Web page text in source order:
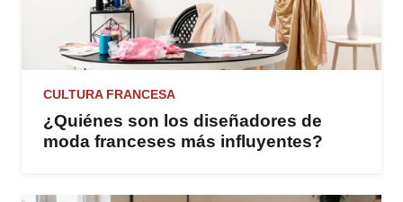
CULTURA FRANCESA
¿Quiénes son los diseñadores de
moda franceses más influyentes?